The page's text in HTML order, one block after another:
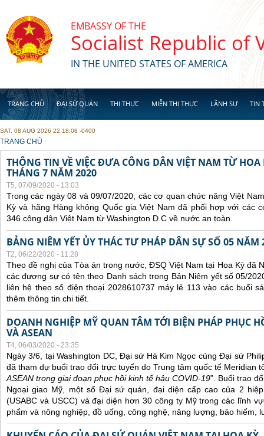
EMBASSY OF THE
Socialist Republic of
IN THE UNITED STATES OF AMERICA
TRANG CHỦ ĐẠI SỨ QUÁN THỊ THỰC MIỄN THỊ THỰC LÃNH SỰ TIN
SAT, 08 AUG 2026 22:18:08 -0400
YOU ARE HERE
TRANG CHỦ
THÔNG TIN VỀ VIỆC ĐƯA CÔNG DÂN VIỆT NAM TỪ HOA
THÁNG 7 NĂM 2020
T5, 07/09/2020 - 13:03
Trong các ngày 08 và 09/07/2020, các cơ quan chức năng Việt
Kỳ và hãng Hàng không Quốc gia Việt Nam đã phối hợp với các
346 công dân Việt Nam từ Washington D.C về nước an toàn.
BẢNG NIÊM YẾT ỦY THÁC TƯ PHÁP DÂN SỰ SỐ 05 NĂM
T2, 06/22/2020 - 11:28
Theo đề nghị của Tòa án trong nước, ĐSQ Việt Nam tại Hoa Kỳ đã
các đương sự có tên theo Danh sách trong Bản Niêm yết số 05/
liên hệ theo số điện thoại 2028610737 máy lẻ 113 vào các buổi
thêm thông tin chi tiết.
DOANH NGHIỆP MỸ QUAN TÂM TỚI BIỆN PHÁP PHỤC
VÀ ASEAN
T4, 06/03/2020 - 23:35
Ngày 3/6, tại Washington DC, Đại sứ Hà Kim Ngọc cùng Đại sứ
đã tham dự buổi trao đổi trực tuyến do Trung tâm quốc tế Meridian
ASEAN trong giai đoạn phục hồi kinh tế hậu COVID-19”. Buổi trao
Ngoại giao Mỹ, một số Đại sứ quán, đại diện cấp cao của 2
(USABC và USCC) và đại diện hơn 30 công ty Mỹ trong các lĩnh
phẩm và nông nghiệp, đồ uống, công nghệ, năng lượng, bảo hiểm,